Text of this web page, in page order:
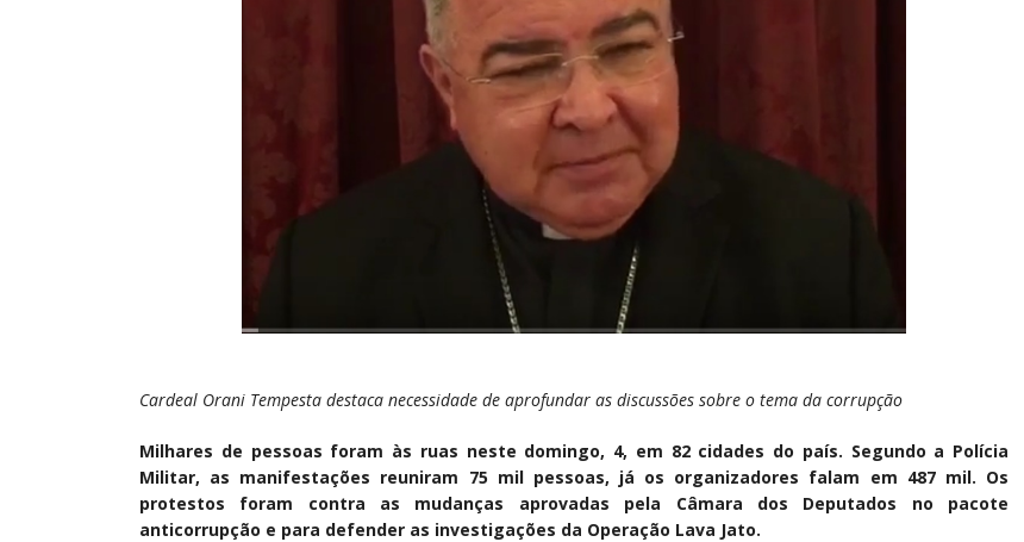
Cardeal Orani Tempesta destaca necessidade de aprofundar as discussões sobre o tema da corrupção
Milhares de pessoas foram às ruas neste domingo, 4, em 82 cidades do país. Segundo a Polícia
Militar, as manifestações reuniram 75 mil pessoas, já os organizadores falam em 487 mil. Os
protestos foram contra as mudanças aprovadas pela Câmara dos Deputados no pacote
anticorrupção e para defender as investigações da Operação Lava Jato.